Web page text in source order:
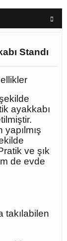
Standı
ayakkabı
ve şık
de evde
takılabilen